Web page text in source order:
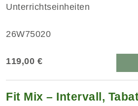
Unterrichtseinheiten
26W75020
119,00 €
Fit Mix – Intervall,